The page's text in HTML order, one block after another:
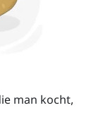
man kocht,